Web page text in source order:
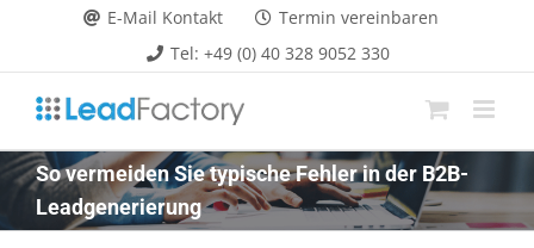
springen
E-Mail Kontakt
Termin vereinbaren
Tel: +49 (0) 40 328 9052 330
So vermeiden Sie typische Fehler in der B2B-
Leadgenerierung